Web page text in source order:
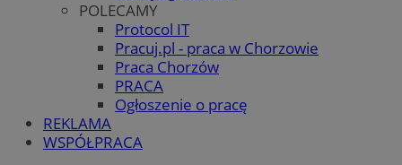
POLECAMY
Protocol IT
Pracuj.pl - praca w Chorzowie
Praca Chorzów
PRACA
Ogłoszenie o pracę
REKLAMA
WSPÓŁPRACA